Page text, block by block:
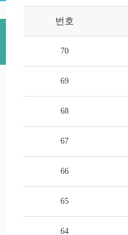
번호
70
69
68
67
66
65
64